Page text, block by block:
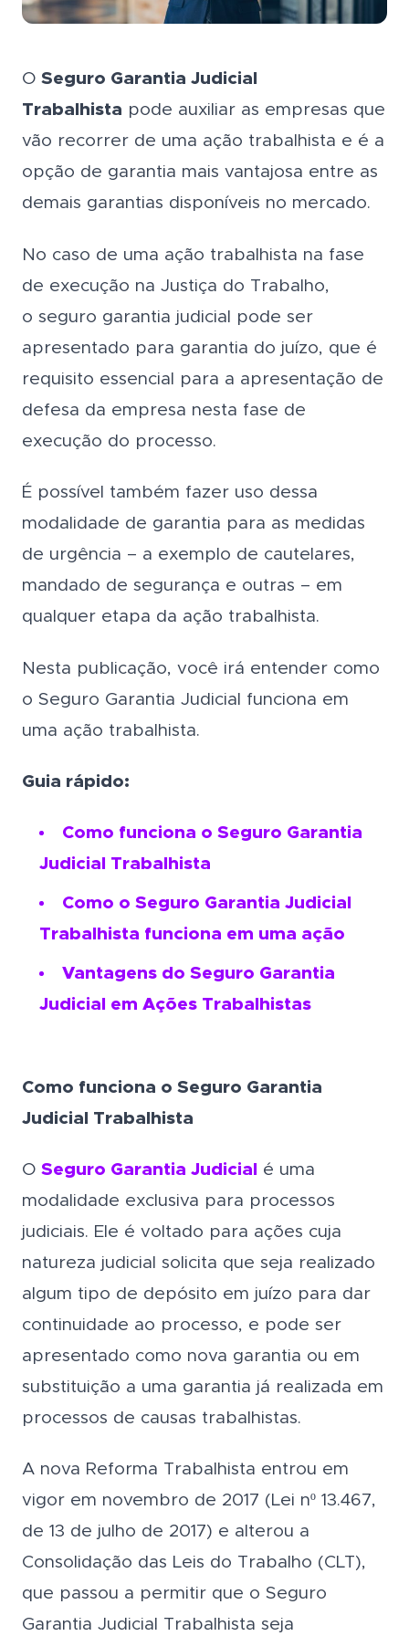
O Seguro Garantia Judicial
Trabalhista pode auxiliar as empresas que
vão recorrer de uma ação trabalhista e é a
opção de garantia mais vantajosa entre as
demais garantias disponíveis no mercado.
No caso de uma ação trabalhista na fase
de execução na Justiça do Trabalho,
o seguro garantia judicial pode ser
apresentado para garantia do juízo, que é
requisito essencial para a apresentação de
defesa da empresa nesta fase de
execução do processo.
É possível também fazer uso dessa
modalidade de garantia para as medidas
de urgência – a exemplo de cautelares,
mandado de segurança e outras – em
qualquer etapa da ação trabalhista.
Nesta publicação, você irá entender como
o Seguro Garantia Judicial funciona em
uma ação trabalhista.
Guia rápido:
Como funciona o Seguro Garantia
Judicial Trabalhista
Como o Seguro Garantia Judicial
Trabalhista funciona em uma ação
Vantagens do Seguro Garantia
Judicial em Ações Trabalhistas
Como funciona o Seguro Garantia
Judicial Trabalhista
O Seguro Garantia Judicial
é uma
modalidade exclusiva para processos
judiciais. Ele é voltado para ações cuja
natureza judicial solicita que seja realizado
algum tipo de depósito em juízo para dar
continuidade ao processo, e pode ser
apresentado como nova garantia ou em
substituição a uma garantia já realizada em
processos de causas trabalhistas.
A nova Reforma Trabalhista entrou em
vigor em novembro de 2017 (Lei nº 13.467,
de 13 de julho de 2017) e alterou a
Consolidação das Leis do Trabalho (CLT),
que passou a permitir que o Seguro
Garantia Judicial Trabalhista seja